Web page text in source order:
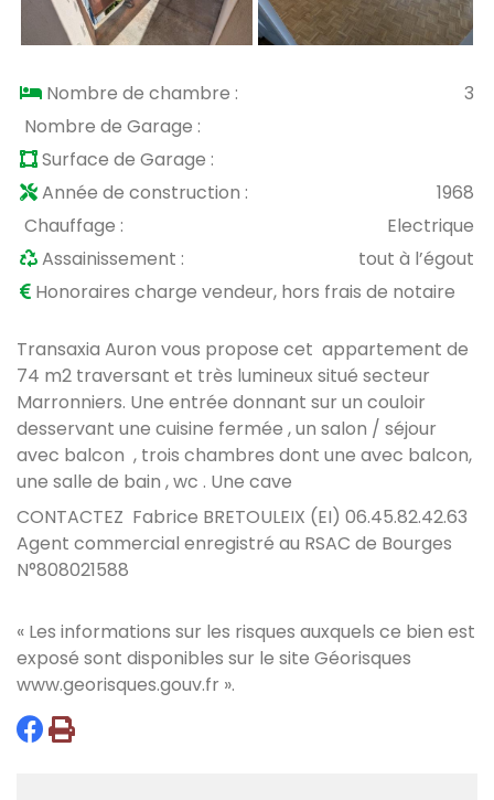
Nombre de chambre :
3
Nombre de Garage :
Surface de Garage :
Année de construction :
1968
Chauffage :
Electrique
Assainissement :
tout à l’égout
Honoraires charge vendeur, hors frais de notaire
Transaxia Auron vous propose cet appartement de
74 m2 traversant et très lumineux situé secteur
Marronniers. Une entrée donnant sur un couloir
desservant une cuisine fermée , un salon / séjour
avec balcon , trois chambres dont une avec balcon,
une salle de bain , wc . Une cave
CONTACTEZ Fabrice BRETOULEIX (EI) 06.45.82.42.63
Agent commercial enregistré au RSAC de Bourges
N°808021588
« Les informations sur les risques auxquels ce bien est
exposé sont disponibles sur le site Géorisques
www.georisques.gouv.fr ».